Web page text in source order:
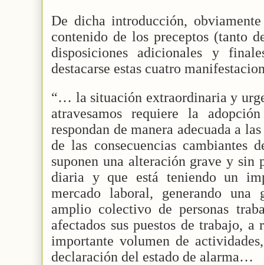
De dicha introducción,
contenido de los preceptos (tanto
disposiciones adicionales y
destacarse estas cuatro
“… la situación extraordinaria y
atravesamos requiere la
respondan de manera adecuada a
de las consecuencias cambiantes
suponen una alteración grave y sin
diaria y que está teniendo un
mercado laboral, generando
amplio colectivo de personas
afectados sus puestos de trabajo,
importante volumen de
declaración del estado de alarma…